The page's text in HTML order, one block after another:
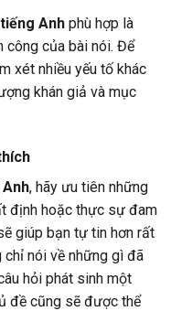
Anh phù hợp là
của bài nói. Để
xét nhiều yếu tố khác
khán giả và mục
, hãy ưu tiên những
định hoặc thực sự đam
giúp bạn tự tin hơn rất
chỉ nói về những gì đã
hỏi phát sinh một
đề cũng sẽ được thể